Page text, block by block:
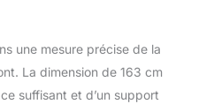
une mesure précise de la
La dimension de 163 cm
suffisant et d’un support